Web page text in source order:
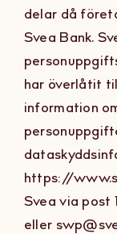
delar då
Svea Bank.
har överlåtit
information
https://
Svea via post
eller